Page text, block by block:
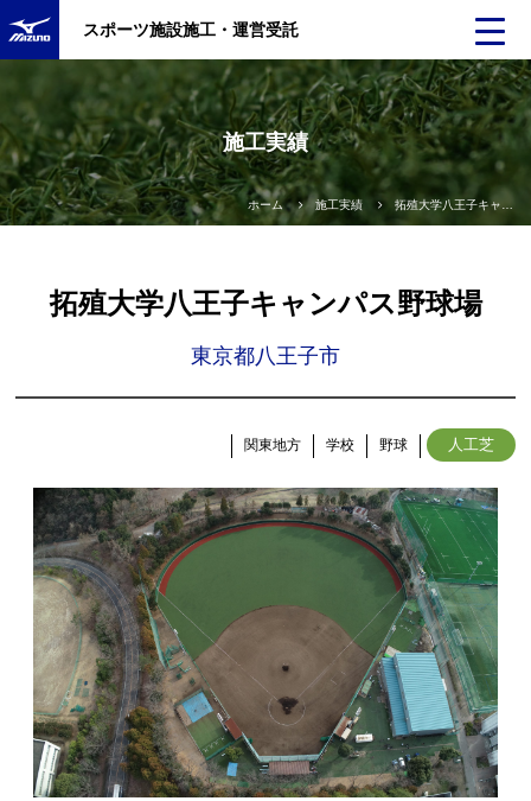
スポーツ施設施工・運営受託
施工実績
ホーム 施工実績
拓殖大学八王子キャンパス野球場
東京都八王子市
関東地方 学校 野球 人工芝